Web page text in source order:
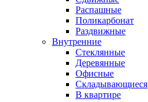
Распашные
Поликарбонат
Раздвижные
Внутренние
Стеклянные
Деревянные
Офисные
Складывающиеся
В квартире